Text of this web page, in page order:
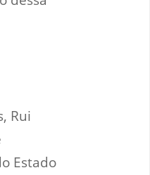
Rui
Estado